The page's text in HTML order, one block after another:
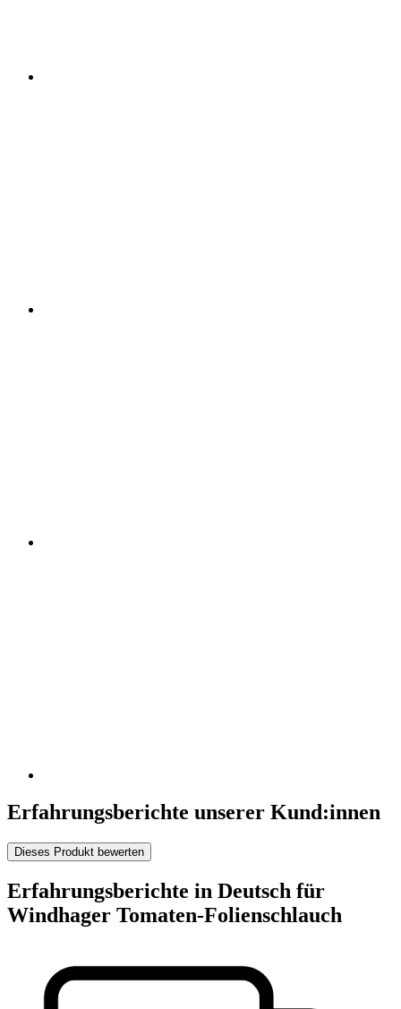
Erfahrungsberichte unserer Kund:innen
Dieses Produkt bewerten
Erfahrungsberichte in Deutsch für
Windhager Tomaten-Folienschlauch